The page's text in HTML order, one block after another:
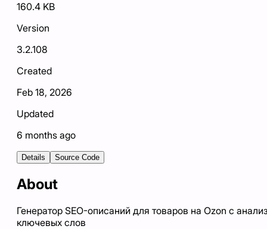
160.4 KB
Version
3.2.108
Created
Feb 18, 2026
Updated
6 months ago
Details Source Code
About
Генератор SEO-описаний для товаров на Ozon с
ключевых слов